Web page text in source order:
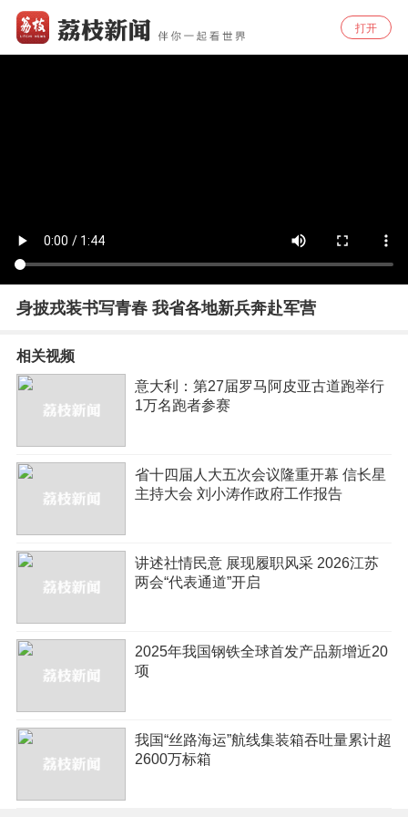
打开
身披戎装书写青春 我省各地新兵奔赴军营
相关视频
意大利：第27届罗马阿皮亚古道跑举行
1万名跑者参赛
省十四届人大五次会议隆重开幕 信长星
主持大会 刘小涛作政府工作报告
讲述社情民意 展现履职风采 2026江苏
两会“代表通道”开启
2025年我国钢铁全球首发产品新增近20
项
我国“丝路海运”航线集装箱吞吐量累计超
2600万标箱